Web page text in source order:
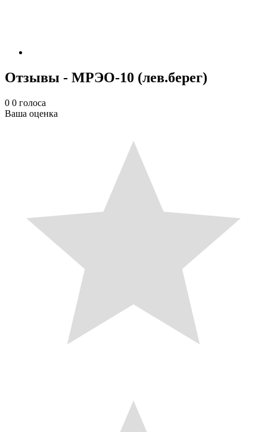
Отзывы - МРЭО-10 (лев.берег)
0 0 голоса
Ваша оценка